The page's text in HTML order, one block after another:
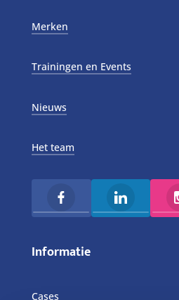
Merken
Trainingen en Events
Nieuws
Het team
Informatie
Cases